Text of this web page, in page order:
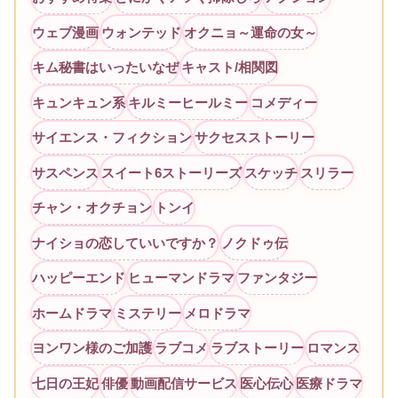
ウェブ漫画 ウォンテッド オクニョ～運命の女～
キム秘書はいったいなぜ キャスト/相関図
キュンキュン系 キルミーヒールミー コメディー
サイエンス・フィクション サクセスストーリー
サスペンス スイート6ストーリーズ スケッチ スリラー
チャン・オクチョン トンイ
ナイショの恋していいですか？ ノクドゥ伝
ハッピーエンド ヒューマンドラマ ファンタジー
ホームドラマ ミステリー メロドラマ
ヨンワン様のご加護 ラブコメ ラブストーリー ロマンス
七日の王妃 俳優 動画配信サービス 医心伝心 医療ドラマ